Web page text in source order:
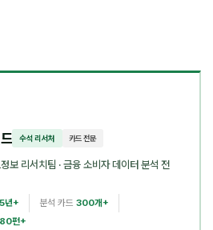
수석 리서처 카드 전문
보 리서치팀 · 금융 소비자 데이터 분석 전
5년+ 분석 카드 300개+
80편+